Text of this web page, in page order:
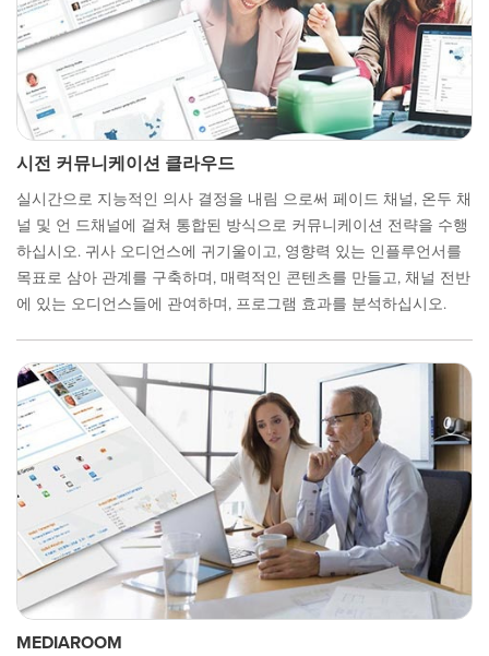
시전 커뮤니케이션 클라우드
실시간으로 지능적인 의사 결정을 내림 으로써 페이드 채널, 온두 채
널 및 언 드채널에 걸쳐 통합된 방식으로 커뮤니케이션 전략을 수행
하십시오. 귀사 오디언스에 귀기울이고, 영향력 있는 인플루언서를
목표로 삼아 관계를 구축하며, 매력적인 콘텐츠를 만들고, 채널 전반
에 있는 오디언스들에 관여하며, 프로그램 효과를 분석하십시오.
MEDIAROOM